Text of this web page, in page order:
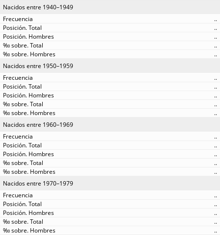
Nacidos entre 1940–1949
..
..
..
..
..
Nacidos entre 1950–1959
..
..
..
..
..
Nacidos entre 1960–1969
..
..
..
..
..
Nacidos entre 1970–1979
..
..
..
..
..